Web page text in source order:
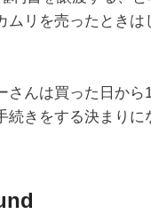
ムリを売ったときは
さんは買った日から
続きをする決まりに